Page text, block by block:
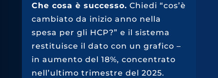
Che cosa è successo. Chiedi “cos’è
cambiato da inizio anno nella
spesa per gli HCP?” e il sistema
restituisce il dato con un grafico –
in aumento del 18%, concentrato
nell’ultimo trimestre del 2025.